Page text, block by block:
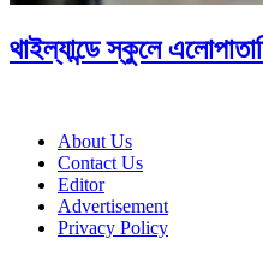
থাইল্যান্ডে স্কুলে
About Us
Contact Us
Editor
Advertisement
Privacy Policy